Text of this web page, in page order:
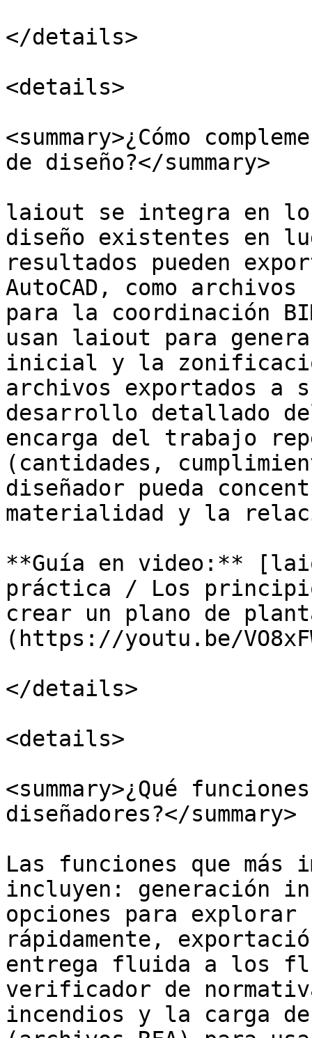
</details>
<details>
<summary>¿Cómo
de diseño?</summary>
laiout se integra en
diseño existentes en
resultados pueden
AutoCAD, como
para la coordinación
usan laiout para
inicial y la
archivos exportados a
desarrollo detallado
encarga del trabajo
(cantidades,
diseñador pueda
materialidad y la
**Guía en video:**
práctica / Los
crear un plano de
(https://youtu.be/
</details>
<details>
<summary>¿Qué
diseñadores?</summary>
Las funciones que más
incluyen: generación
opciones para explorar
rápidamente,
entrega fluida a los
verificador de
incendios y la carga